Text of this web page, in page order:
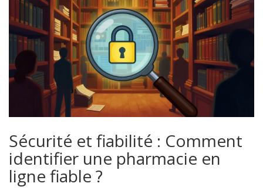
Sécurité et fiabilité : Comment
identifier une pharmacie en
ligne fiable ?